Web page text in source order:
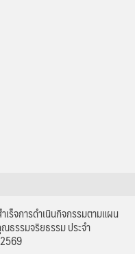
เร็จการดำเนินกิจกรรมตามแผน
ธรรมจริยธรรม ประจำ